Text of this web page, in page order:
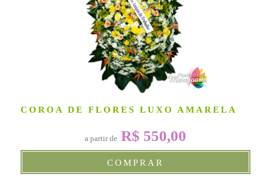
COROA DE FLORES LUXO AMARELA
a partir de R$ 550,00
COMPRAR